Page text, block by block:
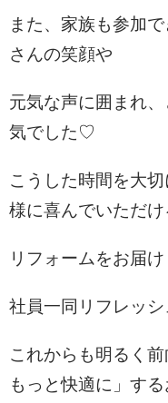
また、家族も参加
さんの笑顔や
元気な声に囲まれ、
気でした♡
こうした時間を大
様に喜んでいただけ
リフォームをお届け
社員一同リフレッシ
これからも明るく
もっと快適に」す